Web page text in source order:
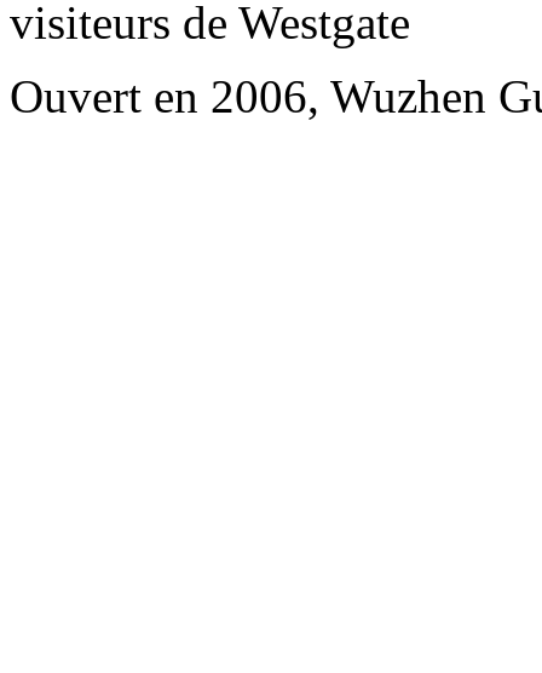
visiteurs de Westgate
Ouvert en 2006, Wuzhen